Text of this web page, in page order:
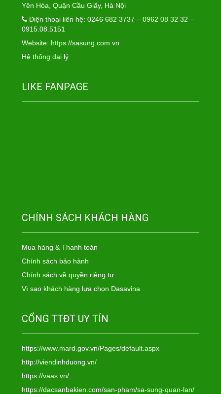
Yên Hòa, Quận Cầu Giấy, Hà Nội
Điện thoại liên hệ: 0246 682 3737 – 0962 08 32 32 –
0915.08.5151
Website: https://sasung.com.vn
Hệ thống đại lý
LIKE FANPAGE
CHÍNH SÁCH KHÁCH HÀNG
Mua hàng & Thanh toán
Chính sách bảo hành
Chính sách về quyền riêng tư
Vì sao khách hàng lựa chọn Dasavina
CỔNG TTĐT UY TÍN
https://www.mard.gov.vn/Pages/default.aspx
http://viendinhduong.vn/
https://vaas.vn/
https://dacsanbakien.com/san-pham/sa-sung-quan-lan/